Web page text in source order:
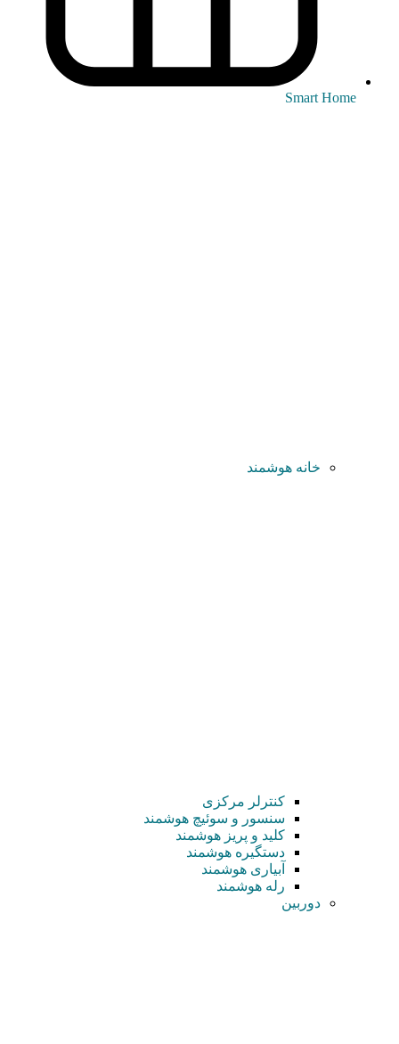
Smart Home
خانه هوشمند
کنترلر مرکزی
سنسور و سوئیچ هوشمند
کلید و پریز هوشمند
دستگیره هوشمند
آبیاری هوشمند
رله هوشمند
دوربین